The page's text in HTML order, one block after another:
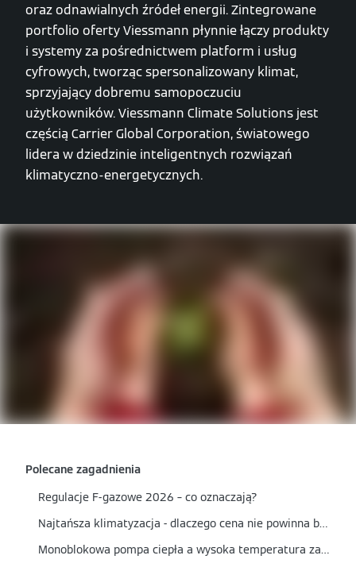
oraz odnawialnych źródeł energii. Zintegrowane
portfolio oferty Viessmann płynnie łączy produkty
i systemy za pośrednictwem platform i usług
cyfrowych, tworząc spersonalizowany klimat,
sprzyjający dobremu samopoczuciu
użytkowników. Viessmann Climate Solutions jest
częścią Carrier Global Corporation, światowego
lidera w dziedzinie inteligentnych rozwiązań
klimatyczno-energetycznych.
Polecane zagadnienia
Regulacje F-gazowe 2026 – co oznaczają?
Najtańsza klimatyzacja - dlaczego cena nie powinna być jedynym kryterium wyboru?
Monoblokowa pompa ciepła a wysoka temperatura zasilania - czy nadaje się do grzejników?